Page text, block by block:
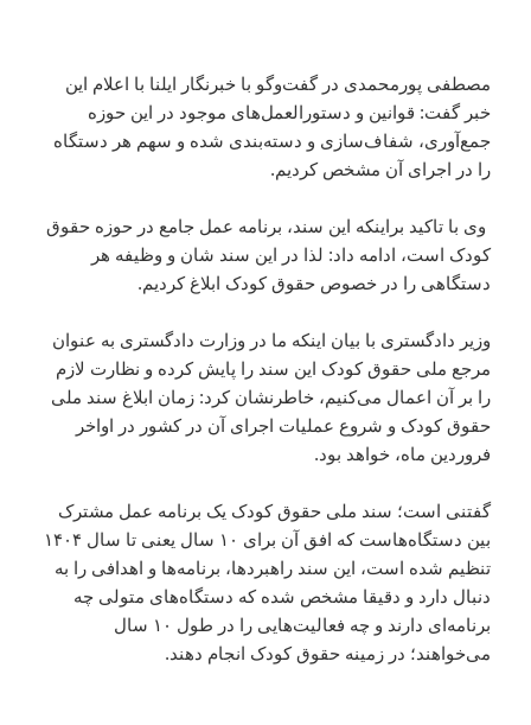
مصطفی پورمحمدی در گفت‌وگو با خبرنگار ایلنا با اعلام این
خبر گفت: قوانین و دستور‌العمل‌های موجود در این حوزه
جمع‌آوری، شفاف‌سازی و دسته‌بندی شده و سهم هر دستگاه
را در اجرای آن مشخص کردیم.
وی با تاکید براینکه این سند، برنامه عمل جامع در حوزه حقوق
کودک است، ادامه داد: لذا در این سند شان و وظیفه‌ هر
دستگاهی را در خصوص حقوق کودک ابلاغ کردیم.
وزیر دادگستری با بیان اینکه ما در وزارت دادگستری به عنوان
مرجع ملی حقوق کودک این سند را پایش کرده و نظارت لازم
را بر آن اعمال می‌کنیم، خاطرنشان کرد: زمان ابلاغ سند ملی
حقوق کودک و شروع عملیات اجرای آن در کشور در اواخر
فروردین ماه، خواهد بود.
گفتنی است؛ سند ملی حقوق کودک یک برنامه عمل مشترک
بین دستگاه‌هاست که افق آن برای ۱۰ سال یعنی تا سال ۱۴۰۴
تنظیم شده است، این سند راهبردها، برنامه‌ها و اهدافی را به
دنبال دارد و دقیقا مشخص شده که دستگاه‌های متولی چه
برنامه‌ای دارند و چه فعالیت‌هایی را در طول ۱۰ سال
می‌خواهند؛ در زمینه حقوق کودک انجام دهند.